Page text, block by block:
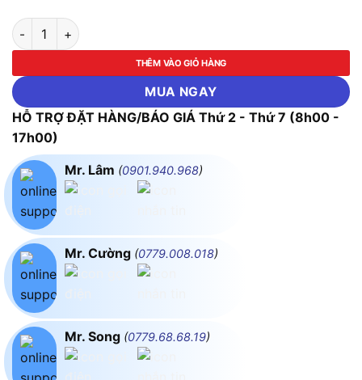
Kềm nhọn mỏ cong 6" 150mm Stanley 84-054-S số lượng
THÊM VÀO GIỎ HÀNG
MUA NGAY
HỖ TRỢ ĐẶT HÀNG/BÁO GIÁ Thứ 2 - Thứ 7 (8h00 -
17h00)
Mr. Lâm (0901.940.968)
Mr. Cường (0779.008.018)
Mr. Song (0779.68.68.19)